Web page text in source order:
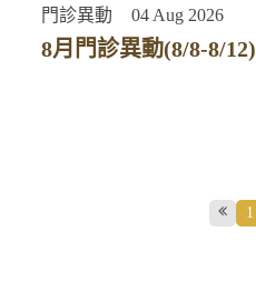
門診異動 04 Aug 2026
8月門診異動(8/8-8/12)
1